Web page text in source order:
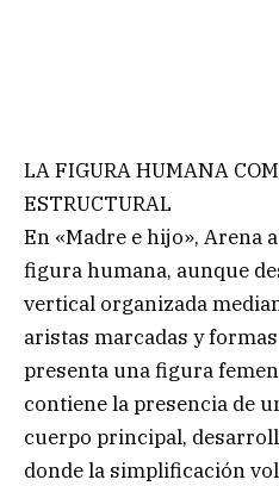
LA FIGURA HUMANA
ESTRUCTURAL
En «Madre e hijo», Arena
figura humana, aunque
vertical organizada
aristas marcadas y
presenta una figura
contiene la presencia de
cuerpo principal,
donde la simplificación